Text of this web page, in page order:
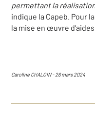
permettant la
indique la Capeb. Pour
la mise en œuvre
Caroline CHALOIN-26 mars 2024